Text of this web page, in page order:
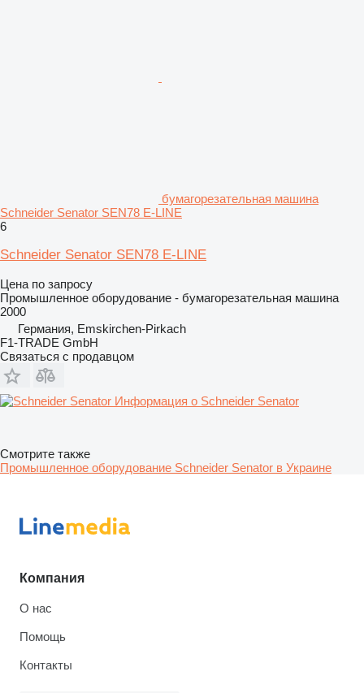
бумагорезательная машина
Schneider Senator SEN78 E-LINE
6
Schneider Senator SEN78 E-LINE
Цена по запросу
Промышленное оборудование - бумагорезательная машина
2000
Германия, Emskirchen-Pirkach
F1-TRADE GmbH
Связаться с продавцом
Информация о Schneider Senator
Смотрите также
Промышленное оборудование Schneider Senator в Украине
Компания
О нас
Помощь
Контакты